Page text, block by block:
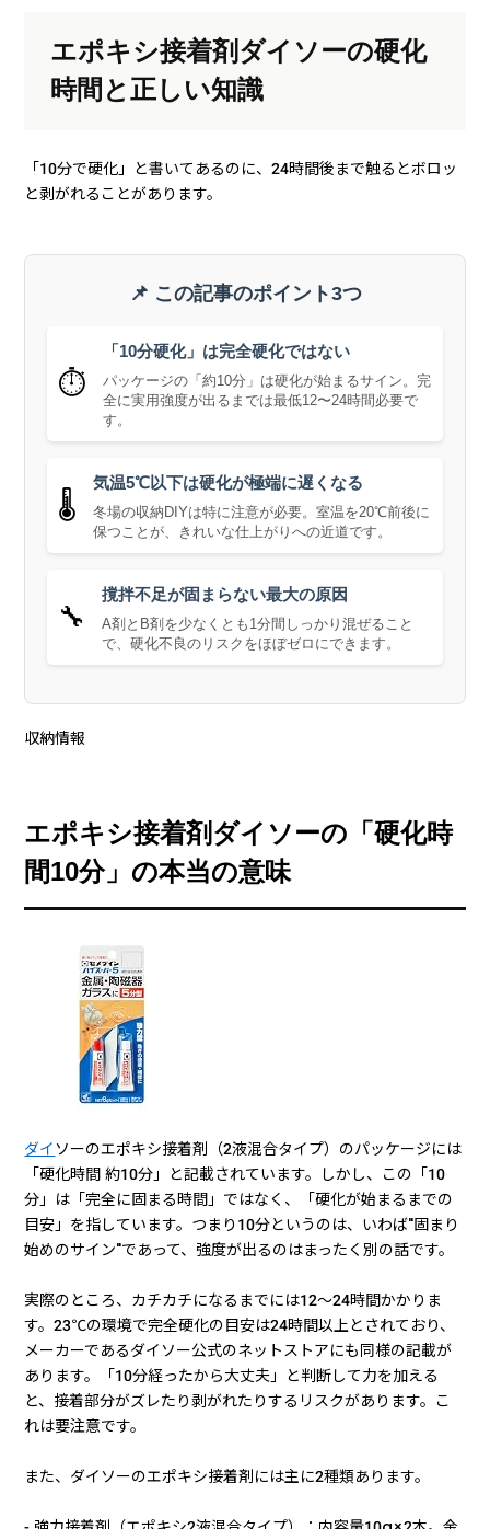
エポキシ接着剤ダイソーの硬化
時間と正しい知識
「10分で硬化」と書いてあるのに、24時間後まで触るとボロッ
と剥がれることがあります。
📌 この記事のポイント3つ
⏱️
「10分硬化」は完全硬化ではない
パッケージの「約10分」は硬化が始まるサイン。完
全に実用強度が出るまでは最低12〜24時間必要で
す。
🌡️
気温5℃以下は硬化が極端に遅くなる
冬場の収納DIYは特に注意が必要。室温を20℃前後に
保つことが、きれいな仕上がりへの近道です。
🔧
撹拌不足が固まらない最大の原因
A剤とB剤を少なくとも1分間しっかり混ぜること
で、硬化不良のリスクをほぼゼロにできます。
収納情報
エポキシ接着剤ダイソーの「硬化時
間10分」の本当の意味
ダイ ソーのエポキシ接着剤（2液混合タイプ）のパッケージには
「硬化時間 約10分」と記載されています。しかし、この「10
分」は「完全に固まる時間」ではなく、「硬化が始まるまでの
目安」を指しています。つまり10分というのは、いわば"固まり
始めのサイン"であって、強度が出るのはまったく別の話です。
実際のところ、カチカチになるまでには12〜24時間かかりま
す。23℃の環境で完全硬化の目安は24時間以上とされており、
メーカーであるダイソー公式のネットストアにも同様の記載が
あります。「10分経ったから大丈夫」と判断して力を加える
と、接着部分がズレたり剥がれたりするリスクがあります。こ
れは要注意です。
また、ダイソーのエポキシ接着剤には主に2種類あります。